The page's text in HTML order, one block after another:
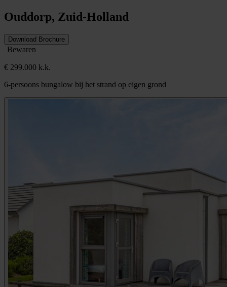
Ouddorp, Zuid-Holland
Download Brochure
Bewaren
€ 299.000 k.k.
6-persoons bungalow bij het strand op eigen grond